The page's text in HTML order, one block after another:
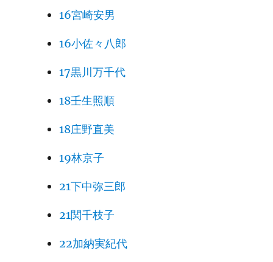
16宮崎安男
16小佐々八郎
17黒川万千代
18壬生照順
18庄野直美
19林京子
21下中弥三郎
21関千枝子
22加納実紀代